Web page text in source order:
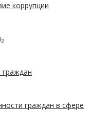
коррупции
граждан в сфере